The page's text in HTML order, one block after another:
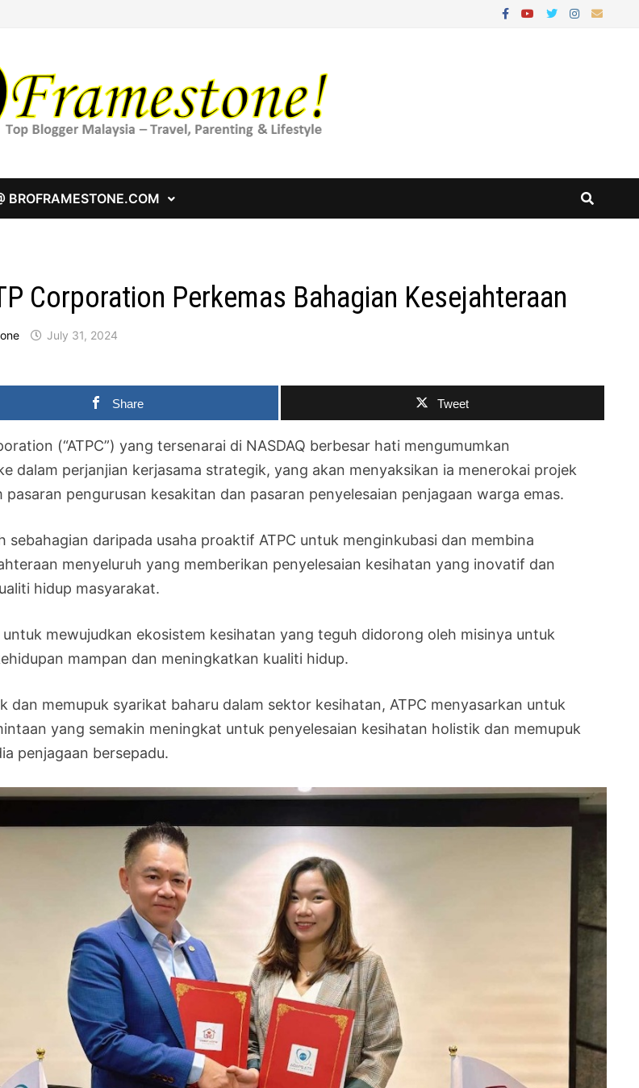
BROFRAMESTONE.COM
Corporation Perkemas Bahagian Kesejahteraan
July 31, 2024
Share Tweet
(“ATPC”) yang tersenarai di NASDAQ berbesar hati mengumumkan
dalam perjanjian kerjasama strategik, yang akan menyaksikan ia menerokai projek
pasaran pengurusan kesakitan dan pasaran penyelesaian penjagaan warga emas.
sebahagian daripada usaha proaktif ATPC untuk menginkubasi dan membina
menyeluruh yang memberikan penyelesaian kesihatan yang inovatif dan
hidup masyarakat.
untuk mewujudkan ekosistem kesihatan yang teguh didorong oleh misinya untuk
mampan dan meningkatkan kualiti hidup.
dan memupuk syarikat baharu dalam sektor kesihatan, ATPC menyasarkan untuk
yang semakin meningkat untuk penyelesaian kesihatan holistik dan memupuk
penjagaan bersepadu.